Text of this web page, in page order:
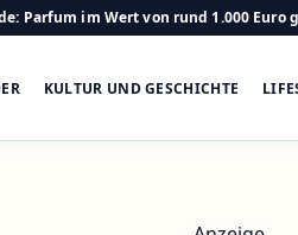
Parfum im Wert von rund 1.000 Euro
KULTUR UND GESCHICHTE